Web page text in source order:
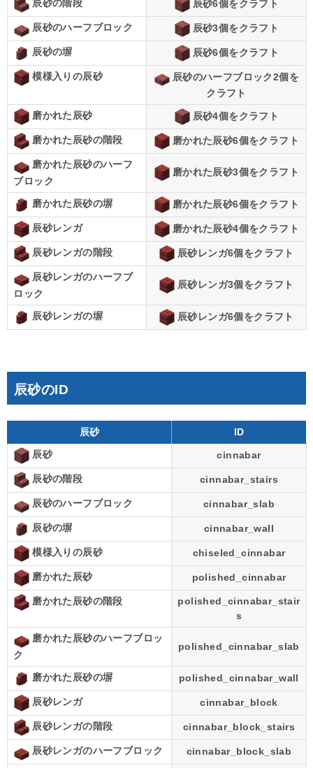
辰砂の階段 辰砂6個をクラフト
辰砂のハーフブロック 辰砂3個をクラフト
辰砂の塀 辰砂6個をクラフト
模様入りの辰砂
辰砂のハーフブロック2個を
クラフト
磨かれた辰砂 辰砂4個をクラフト
磨かれた辰砂の階段 磨かれた辰砂6個をクラフト
磨かれた辰砂のハーフ
ブロック
磨かれた辰砂3個をクラフト
磨かれた辰砂の塀 磨かれた辰砂6個をクラフト
辰砂レンガ 磨かれた辰砂4個をクラフト
辰砂レンガの階段 辰砂レンガ6個をクラフト
辰砂レンガのハーフブ
ロック
辰砂レンガ3個をクラフト
辰砂レンガの塀 辰砂レンガ6個をクラフト
辰砂のID
辰砂 ID
辰砂 cinnabar
辰砂の階段 cinnabar_stairs
辰砂のハーフブロック cinnabar_slab
辰砂の塀 cinnabar_wall
模様入りの辰砂 chiseled_cinnabar
磨かれた辰砂 polished_cinnabar
磨かれた辰砂の階段
polished_cinnabar_stair
s
磨かれた辰砂のハーフブロッ
ク
polished_cinnabar_slab
磨かれた辰砂の塀 polished_cinnabar_wall
辰砂レンガ cinnabar_block
辰砂レンガの階段 cinnabar_block_stairs
辰砂レンガのハーフブロック cinnabar_block_slab